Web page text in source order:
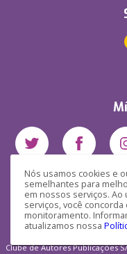
Nós usamos cookies e
semelhantes para
em nossos serviços. Ao
serviços, você concorda
monitoramento.
atualizamos nossa
Clube de Autores Publicações S/